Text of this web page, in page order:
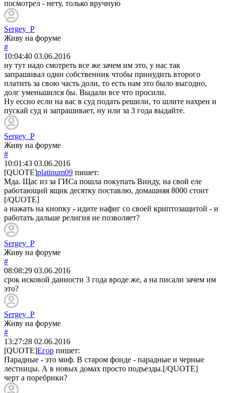
посмотрел - нету, только вручную
Sergey_P
Живу на форуме
#
10:04:40 03.06.2016
ну тут надо смотреть все же зачем им это, у нас так
запрашивал один собственник чтобы принудить второго
платить за свою часть доли, то есть нам это было выгодно,
долг уменьшился бы. Выдали все что просили.
Ну ессно если на вас в суд подать решили, то шлите нахрен и
пускай суд и запрашивает, ну или за 3 года выдайте.
Sergey_P
Живу на форуме
#
10:01:43 03.06.2016
[QUOTE]platinum09 пишет:
Мда. Щас из за ГИСа пошла покупать Винду, на свой еле
работающий ящик десятку поставлю, домашняя 8000 стоит
[/QUOTE]
а нажать на кнопку - идите нафиг со своей криптозащитой - и
работать дальше религия не позволяет?
Sergey_P
Живу на форуме
#
08:08:29 03.06.2016
срок исковой данности 3 года вроде же, а на писали зачем им
это?
Sergey_P
Живу на форуме
#
13:27:28 02.06.2016
[QUOTE]Егор пишет:
Парадные - это миф. В старом фонде - парадные и черные
лестницы. А в новых домах просто подъезды.[/QUOTE]
черт а поребрики?